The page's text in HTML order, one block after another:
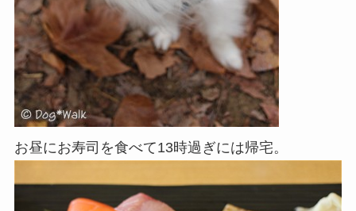
お昼にお寿司を食べて13時過ぎには帰宅。